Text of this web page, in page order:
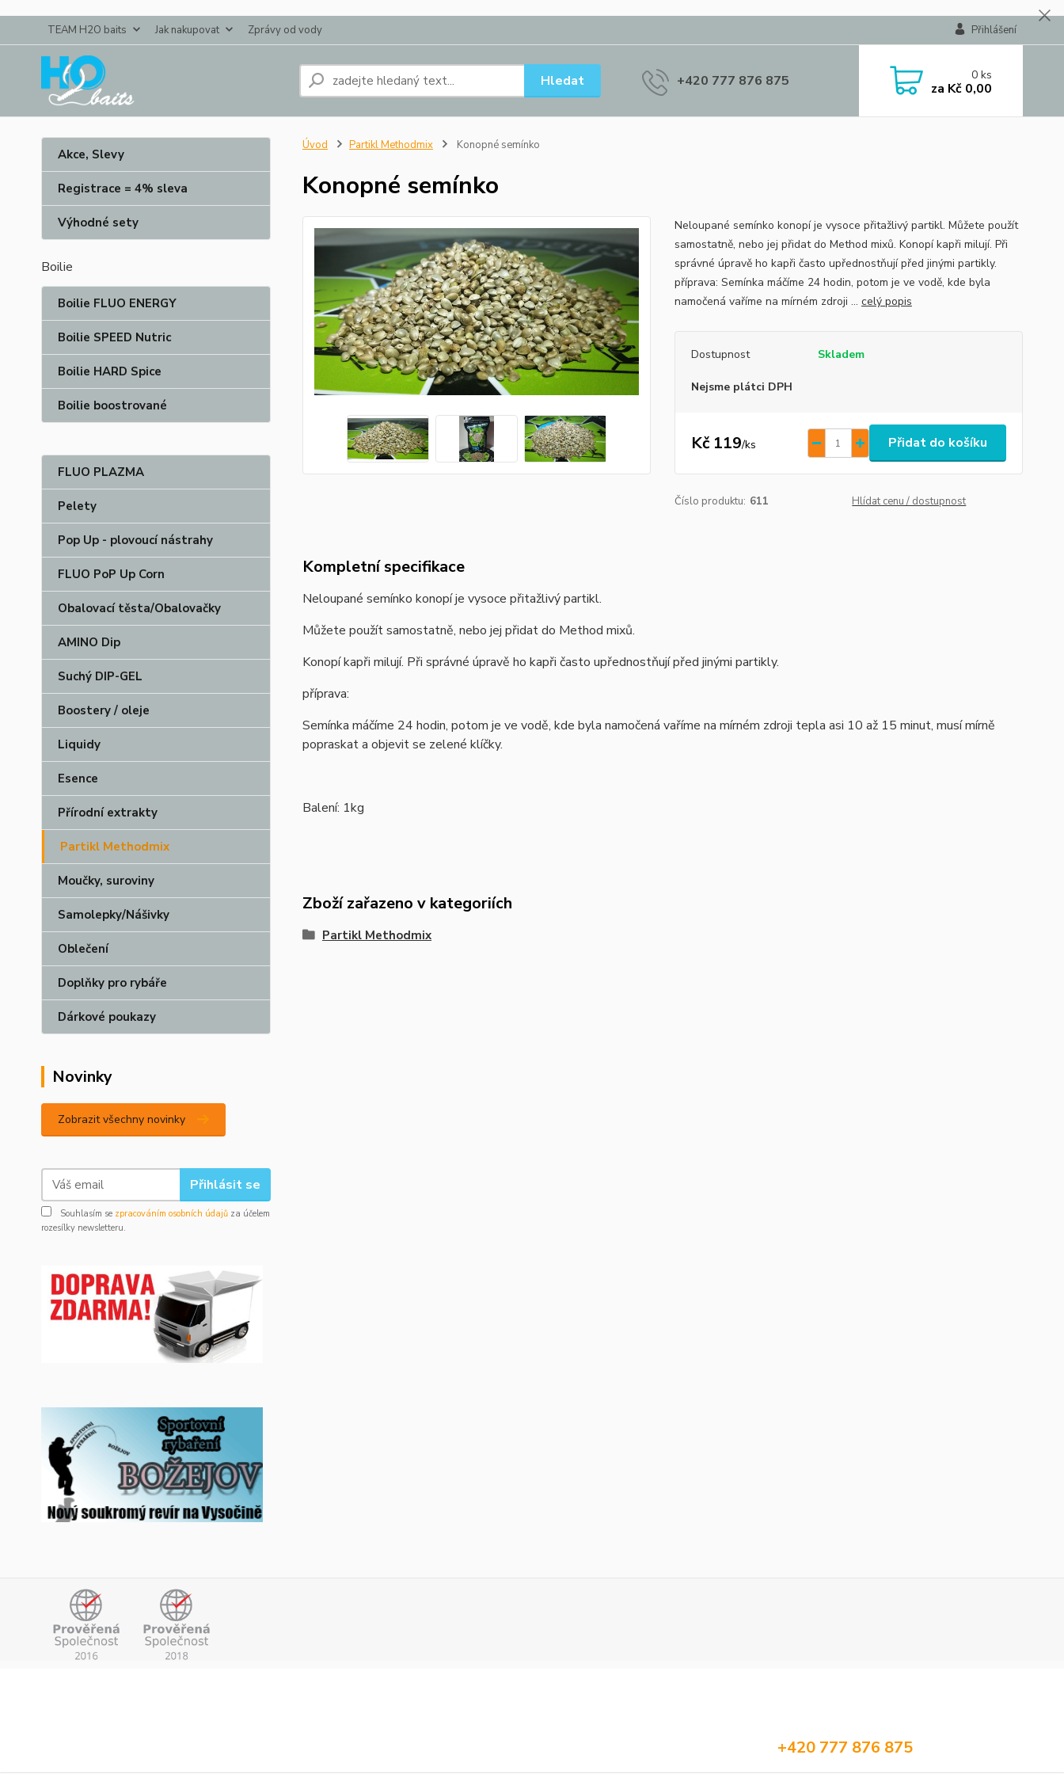
TEAM H2O baits Jak nakupovat Zprávy od vody Přihlášení
Hledat +420 777 876 875 0ks
za Kč 0,00
Akce, Slevy
Registrace = 4% sleva
Výhodné sety
Boilie
Boilie FLUO ENERGY
Boilie SPEED Nutric
Boilie HARD Spice
Boilie boostrované
FLUO PLAZMA
Pelety
Pop Up - plovoucí nástrahy
FLUO PoP Up Corn
Obalovací těsta/Obalovačky
AMINO Dip
Suchý DIP-GEL
Boostery / oleje
Liquidy
Esence
Přírodní extrakty
Partikl Methodmix
Moučky, suroviny
Samolepky/Nášivky
Oblečení
Doplňky pro rybáře
Dárkové poukazy
Novinky
Zobrazit všechny novinky
Přihlásit se
Souhlasím se zpracováním osobních údajů za účelem
rozesílky newsletteru.
Úvod Partikl Methodmix Konopné semínko
Konopné semínko
Neloupané semínko konopí je vysoce přitažlivý partikl. Můžete použít
samostatně, nebo jej přidat do Method mixů. Konopí kapři milují. Při
správné úpravě ho kapři často upřednostňují před jinými partikly.
příprava: Semínka máčíme 24 hodin, potom je ve vodě, kde byla
namočená vaříme na mírném zdroji ... celý popis
Dostupnost Skladem
Nejsme plátci DPH
Kč 119/ks Přidat do košíku
Číslo produktu: 611 Hlídat cenu / dostupnost
Kompletní specifikace
Neloupané semínko konopí je vysoce přitažlivý partikl.
Můžete použít samostatně, nebo jej přidat do Method mixů.
Konopí kapři milují. Při správné úpravě ho kapři často upřednostňují před jinými partikly.
příprava:
Semínka máčíme 24 hodin, potom je ve vodě, kde byla namočená vaříme na mírném zdroji tepla asi 10 až 15 minut, musí mírně
popraskat a objevit se zelené klíčky.
Balení: 1kg
Zboží zařazeno v kategoriích
Partikl Methodmix
+420 777 876 875